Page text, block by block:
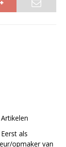
als
opmaker van